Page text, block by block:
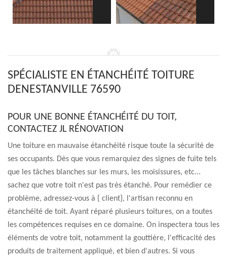
SPÉCIALISTE EN ÉTANCHÉITÉ TOITURE
DENESTANVILLE 76590
POUR UNE BONNE ÉTANCHÉITÉ DU TOIT,
CONTACTEZ JL RÉNOVATION
Une toiture en mauvaise étanchéité risque toute la sécurité de
ses occupants. Dès que vous remarquiez des signes de fuite tels
que les tâches blanches sur les murs, les moisissures, etc...
sachez que votre toit n'est pas très étanché. Pour remédier ce
problème, adressez-vous à { client}, l'artisan reconnu en
étanchéité de toit. Ayant réparé plusieurs toitures, on a toutes
les compétences requises en ce domaine. On inspectera tous les
éléments de votre toit, notamment la gouttière, l'efficacité des
produits de traitement appliqué, et bien d'autres. Si vous